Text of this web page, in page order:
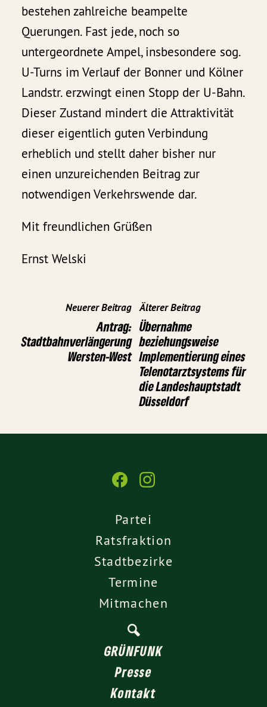
bestehen zahlreiche beampelte
Querungen. Fast jede, noch so
untergeordnete Ampel, insbesondere sog.
U-Turns im Verlauf der Bonner und Kölner
Landstr. erzwingt einen Stopp der U-Bahn.
Dieser Zustand mindert die Attraktivität
dieser eigentlich guten Verbindung
erheblich und stellt daher bisher nur
einen unzureichenden Beitrag zur
notwendigen Verkehrswende dar.
Mit freundlichen Grüßen
Ernst Welski
Neuerer Beitrag
Antrag:
Stadtbahnverlängerung
Wersten-West
Älterer Beitrag
Übernahme
beziehungsweise
Implementierung eines
Telenotarztsystems für
die Landeshauptstadt
Düsseldorf
Partei
Ratsfraktion
Stadtbezirke
Termine
Mitmachen
GRÜNFUNK
Presse
Kontakt